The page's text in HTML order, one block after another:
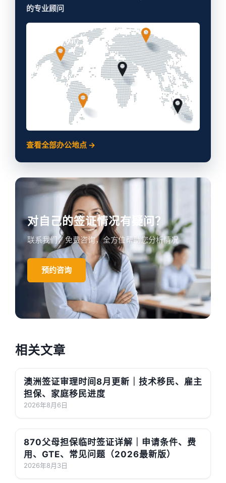
的专业顾问
查看全部办公地点 →
对自己的签证情况有疑问？
联系我们，免费咨询，全方位帮助您分析情况
预约咨询
相关文章
澳洲签证审理时间8月更新｜技术移民、雇主
担保、家庭移民进度
2026年8月6日
870父母担保临时签证详解｜申请条件、费
用、GTE、常见问题（2026最新版）
2026年8月3日